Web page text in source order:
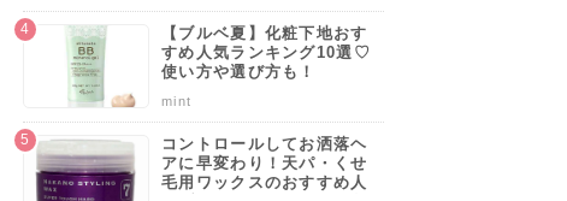
【ブルベ夏】化粧下地おす
すめ人気ランキング10選♡
使い方や選び方も！
mint
コントロールしてお洒落ヘ
アに早変わり！天パ・くせ
毛用ワックスのおすすめ人